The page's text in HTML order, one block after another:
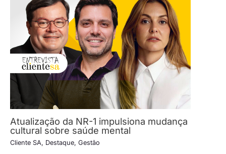
Atualização da NR-1 impulsiona mudança
cultural sobre saúde mental
Cliente SA, Destaque, Gestão